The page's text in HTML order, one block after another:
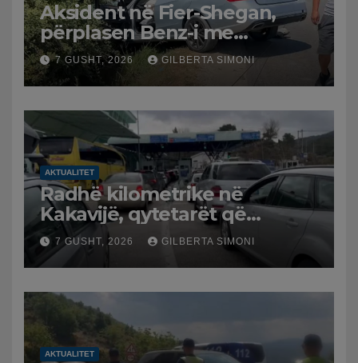
Aksident në Fier-Shegan,
përplasen Benz-i me
furgonin, plagoset një i
moshuar
7 GUSHT, 2026 GILBERTA SIMONI
AKTUALITET
Radhë kilometrike në
Kakavijë, qytetarët që
kthehen në Shqipëri
bllokohen në temperatura të
larta, pala greke punon me
ritme të ngadalta
7 GUSHT, 2026 GILBERTA SIMONI
AKTUALITET